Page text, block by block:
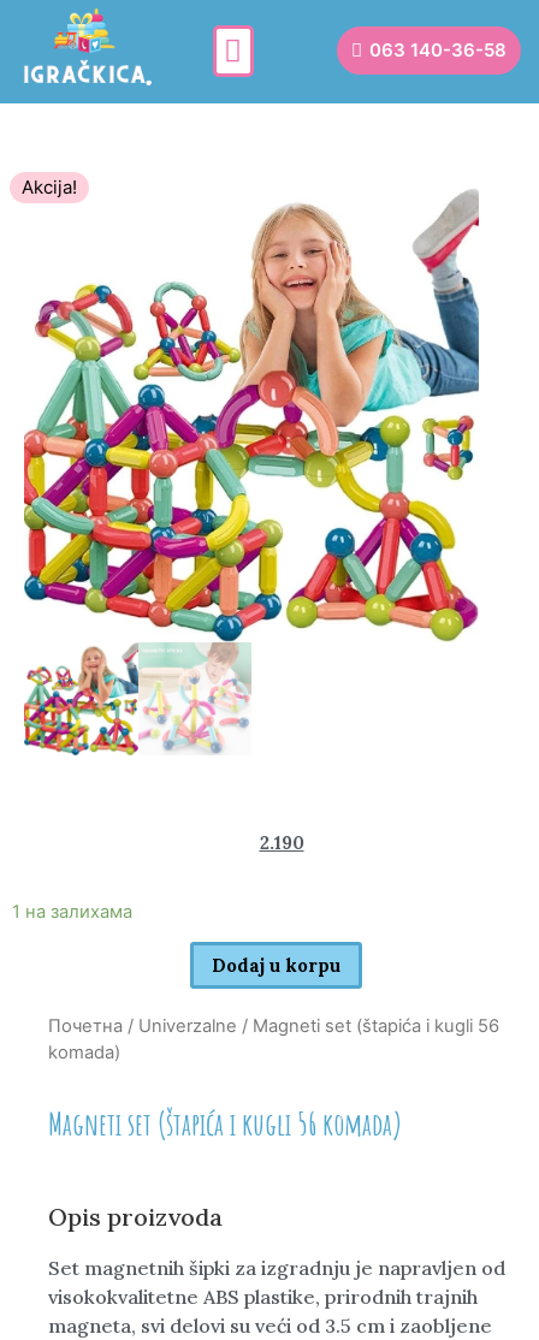
063 140-36-58
Akcija!
2.190
1 на залихама
Dodaj u korpu
Почетна / Univerzalne / Magneti set (štapića i kugli 56
komada)
Magneti set (štapića i kugli 56 komada)
Opis proizvoda
Set magnetnih šipki za izgradnju je napravljen od
visokokvalitetne ABS plastike, prirodnih trajnih
magneta, svi delovi su veći od 3.5 cm i zaobljene